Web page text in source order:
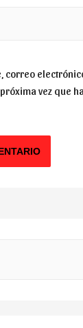
correo
vez que